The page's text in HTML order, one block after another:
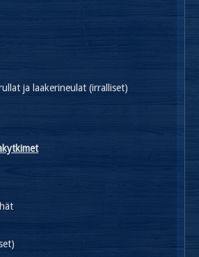
ja laakerineulat (irralliset)